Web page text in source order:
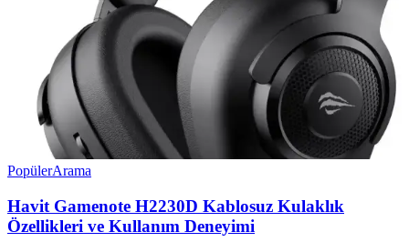
PopülerArama
Havit Gamenote H2230D Kablosuz Kulaklık
Özellikleri ve Kullanım Deneyimi